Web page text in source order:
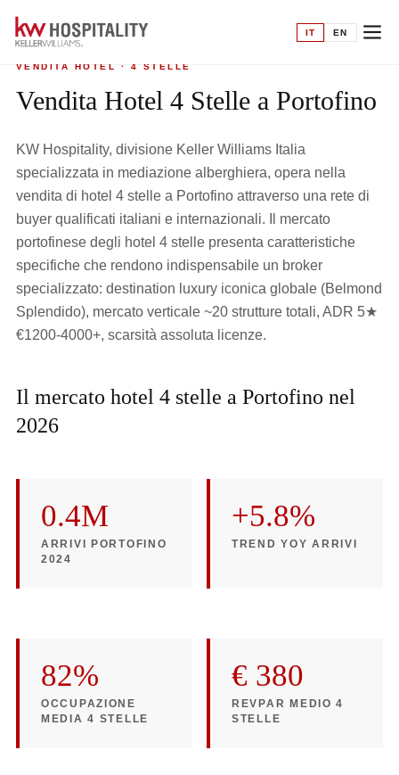
IT EN
Home ›Vendita hotel›
VENDITA HOTEL · 4 STELLE
Vendita Hotel 4 Stelle a Portofino
KW Hospitality, divisione Keller Williams Italia
specializzata in mediazione alberghiera, opera nella
vendita di hotel 4 stelle a Portofino attraverso una rete di
buyer qualificati italiani e internazionali. Il mercato
portofinese degli hotel 4 stelle presenta caratteristiche
specifiche che rendono indispensabile un broker
specializzato: destination luxury iconica globale (Belmond
Splendido), mercato verticale ~20 strutture totali, ADR 5★
€1200-4000+, scarsità assoluta licenze.
Il mercato hotel 4 stelle a Portofino nel
2026
0.4M
ARRIVI PORTOFINO
2024
+5.8%
TREND YOY ARRIVI
82%
OCCUPAZIONE
MEDIA 4 STELLE
€ 380
REVPAR MEDIO 4
STELLE